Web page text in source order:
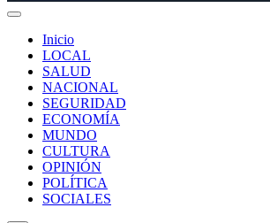
Inicio
LOCAL
SALUD
NACIONAL
SEGURIDAD
ECONOMÍA
MUNDO
CULTURA
OPINIÓN
POLÍTICA
SOCIALES